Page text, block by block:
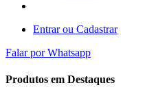
Entrar ou Cadastrar
Falar por Whatsapp
Produtos em Destaques